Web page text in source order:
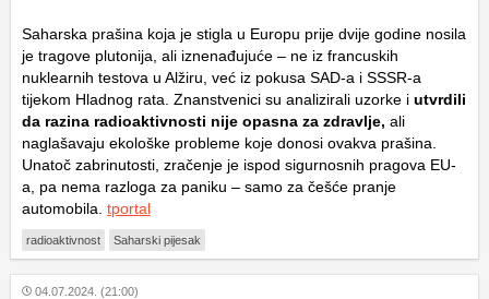
Saharska prašina koja je stigla u Europu prije dvije godine nosila
je tragove plutonija, ali iznenađujuće – ne iz francuskih
nuklearnih testova u Alžiru, već iz pokusa SAD-a i SSSR-a
tijekom Hladnog rata. Znanstvenici su analizirali uzorke i utvrdili
da razina radioaktivnosti nije opasna za zdravlje, ali
naglašavaju ekološke probleme koje donosi ovakva prašina.
Unatoč zabrinutosti, zračenje je ispod sigurnosnih pragova EU-
a, pa nema razloga za paniku – samo za češće pranje
automobila. tportal
radioaktivnost Saharski pijesak
04.07.2024. (21:00)